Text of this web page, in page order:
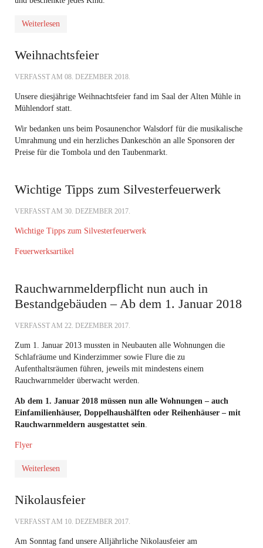
Weiterlesen
Weihnachtsfeier
VERFASST AM 08. DEZEMBER 2018.
Unsere diesjährige Weihnachtsfeier fand im Saal der Alten Mühle in
Mühlendorf statt.
Wir bedanken uns beim Posaunenchor Walsdorf für die musikalische
Umrahmung und ein herzliches Dankeschön an alle Sponsoren der
Preise für die Tombola und den Taubenmarkt.
Wichtige Tipps zum Silvesterfeuerwerk
VERFASST AM 30. DEZEMBER 2017.
Wichtige Tipps zum Silvesterfeuerwerk
Feuerwerksartikel
Rauchwarnmelderpflicht nun auch in
Bestandgebäuden – Ab dem 1. Januar 2018
VERFASST AM 22. DEZEMBER 2017.
Zum 1. Januar 2013 mussten in Neubauten alle Wohnungen die
Schlafräume und Kinderzimmer sowie Flure die zu
Aufenthaltsräumen führen, jeweils mit mindestens einem
Rauchwarnmelder überwacht werden.
Ab dem 1. Januar 2018 müssen nun alle Wohnungen – auch
Einfamilienhäuser, Doppelhaushälften oder Reihenhäuser – mit
Rauchwarnmeldern ausgestattet sein.
Flyer
Weiterlesen
Nikolausfeier
VERFASST AM 10. DEZEMBER 2017.
Am Sonntag fand unsere Alljährliche Nikolausfeier am